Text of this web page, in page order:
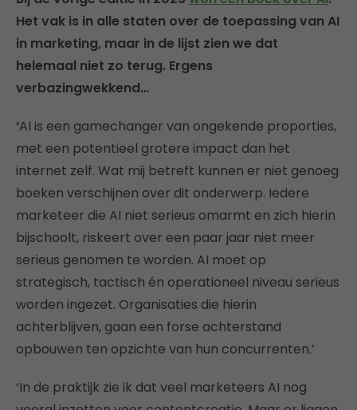
Het vak is in alle staten over de toepassing van AI
in marketing, maar in de lijst zien we dat
helemaal niet zo terug. Ergens
verbazingwekkend…
‘AI is een gamechanger van ongekende proporties,
met een potentieel grotere impact dan het
internet zelf. Wat mij betreft kunnen er niet genoeg
boeken verschijnen over dit onderwerp. Iedere
marketeer die AI niet serieus omarmt en zich hierin
bijschoolt, riskeert over een paar jaar niet meer
serieus genomen te worden. AI moet op
strategisch, tactisch én operationeel niveau serieus
worden ingezet. Organisaties die hierin
achterblijven, gaan een forse achterstand
opbouwen ten opzichte van hun concurrenten.’
‘In de praktijk zie ik dat veel marketeers AI nog